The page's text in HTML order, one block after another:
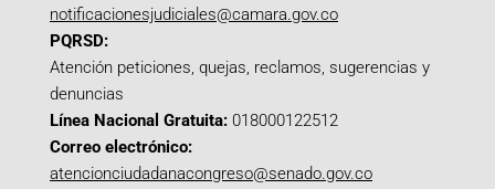
notificacionesjudiciales@camara.gov.co
PQRSD:
Atención peticiones, quejas, reclamos, sugerencias y
denuncias
Línea Nacional Gratuita: 018000122512
Correo electrónico:
atencionciudadanacongreso@senado.gov.co